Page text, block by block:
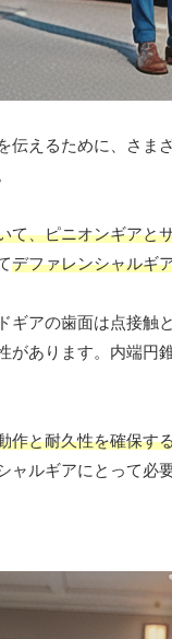
伝えるために、さ
、ピニオンギアと
デファレンシャルギ
ギアの歯面は点接
あります。内端円
作と耐久性を確保す
ルギアにとって必